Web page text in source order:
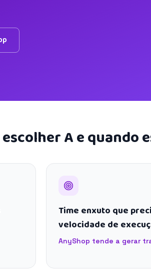
A e quando
Time enxuto que
velocidade de
AnyShop tende a gerar